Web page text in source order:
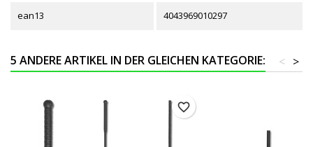
ean13 4043969010297
5 ANDERE ARTIKEL IN DER GLEICHEN KATEGORIE: >
<
favorite_border